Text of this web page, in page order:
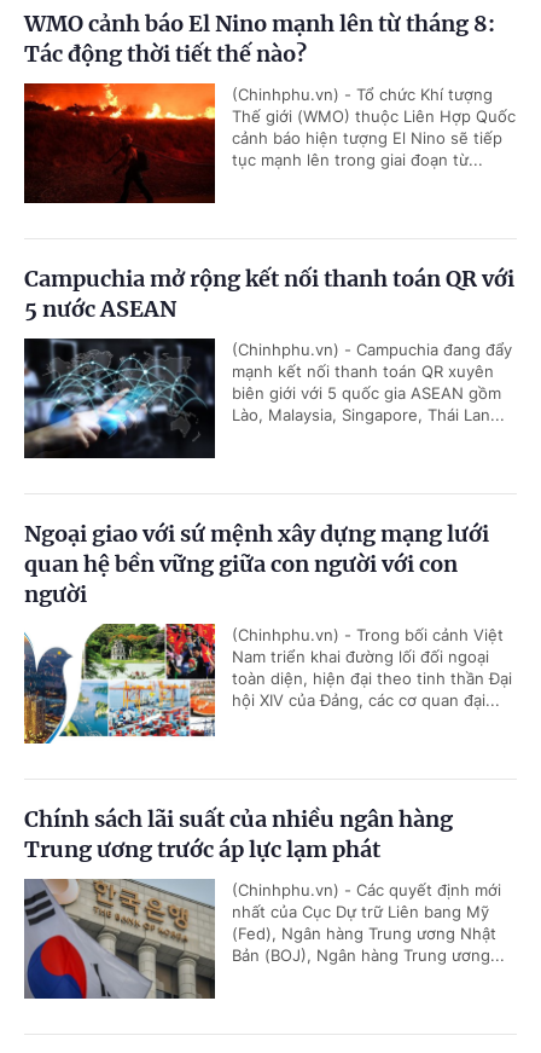
WMO cảnh báo El Nino mạnh lên từ tháng 8:
Tác động thời tiết thế nào?
(Chinhphu.vn) - Tổ chức Khí tượng
Thế giới (WMO) thuộc Liên Hợp Quốc
cảnh báo hiện tượng El Nino sẽ tiếp
tục mạnh lên trong giai đoạn từ...
Campuchia mở rộng kết nối thanh toán QR với
5 nước ASEAN
(Chinhphu.vn) - Campuchia đang đẩy
mạnh kết nối thanh toán QR xuyên
biên giới với 5 quốc gia ASEAN gồm
Lào, Malaysia, Singapore, Thái Lan...
Ngoại giao với sứ mệnh xây dựng mạng lưới
quan hệ bền vững giữa con người với con
người
(Chinhphu.vn) - Trong bối cảnh Việt
Nam triển khai đường lối đối ngoại
toàn diện, hiện đại theo tinh thần Đại
hội XIV của Đảng, các cơ quan đại...
Chính sách lãi suất của nhiều ngân hàng
Trung ương trước áp lực lạm phát
(Chinhphu.vn) - Các quyết định mới
nhất của Cục Dự trữ Liên bang Mỹ
(Fed), Ngân hàng Trung ương Nhật
Bản (BOJ), Ngân hàng Trung ương...